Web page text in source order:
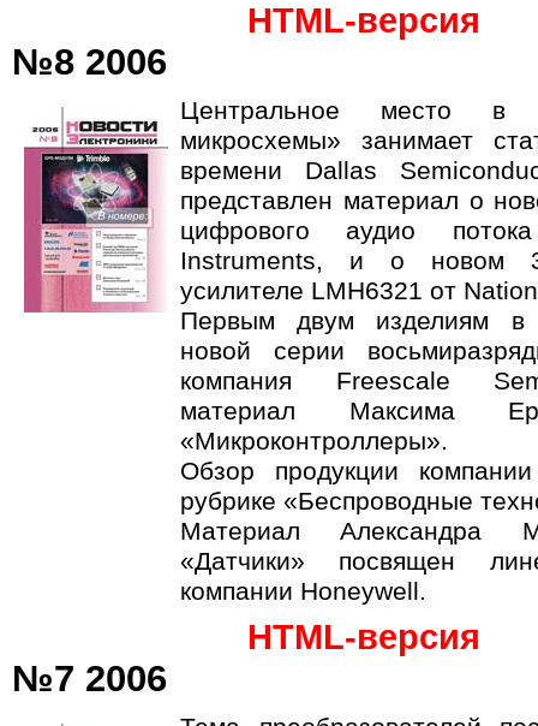
HTML-версия
№8 2006
Центральное место в
микросхемы» занимает
времени Dallas
представлен материал о
цифрового аудио
Instruments, и о новом
усилителе LMH6321 от
Первым двум изделиям в
новой серии
компания Freescale
материал Максима
«Микроконтроллеры».
Обзор продукции
рубрике «Беспроводные
Материал Александра
«Датчики» посвящен
компании Honeywell.
HTML-версия
№7 2006